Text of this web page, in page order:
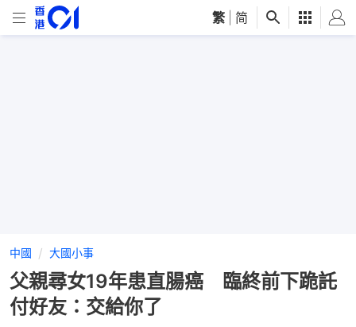
繁 简
中國 大國小事
父親尋女19年患直腸癌 臨終前下跪託
付好友：交給你了